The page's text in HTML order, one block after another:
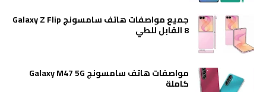
جميع مواصفات هاتف سامسونج Galaxy Z Flip
8 القابل للطي
مواصفات هاتف سامسونج Galaxy M47 5G
كاملة